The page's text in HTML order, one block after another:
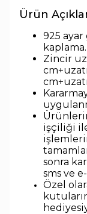
Ürün
925 ayar
kaplama.
Zincir
işçiliği
sonra
sms ve
Özel